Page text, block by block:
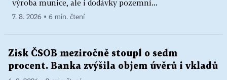
výroba munice, ale i dodávky pozemní...
7. 8. 2026 ▪ 6 min. čtení
Zisk ČSOB meziročně stoupl o sedm
procent. Banka zvýšila objem úvěrů i vkladů